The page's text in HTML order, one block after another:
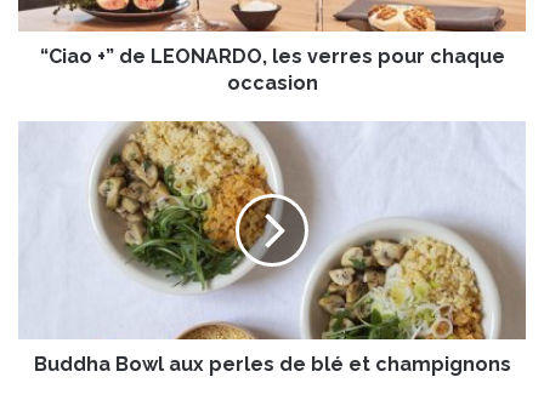
e
“Ciao +” de LEONARDO, les verres pour chaque
occasion
w
Buddha Bowl aux perles de blé et champignons